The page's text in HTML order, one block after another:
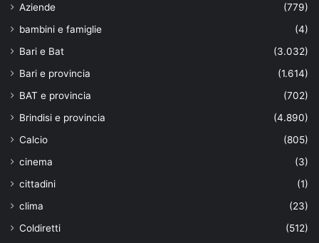
Aziende
(779)
bambini e famiglie
(4)
Bari e Bat
(3.032)
Bari e provincia
(1.614)
BAT e provincia
(702)
Brindisi e provincia
(4.890)
Calcio
(805)
cinema
(3)
cittadini
(1)
clima
(23)
Coldiretti
(512)